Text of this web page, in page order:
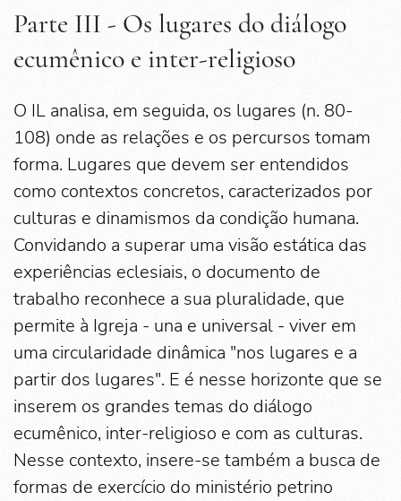
Parte III - Os lugares do diálogo
ecumênico e inter-religioso
O IL analisa, em seguida, os lugares (n. 80-
108) onde as relações e os percursos tomam
forma. Lugares que devem ser entendidos
como contextos concretos, caracterizados por
culturas e dinamismos da condição humana.
Convidando a superar uma visão estática das
experiências eclesiais, o documento de
trabalho reconhece a sua pluralidade, que
permite à Igreja - una e universal - viver em
uma circularidade dinâmica "nos lugares e a
partir dos lugares". E é nesse horizonte que se
inserem os grandes temas do diálogo
ecumênico, inter-religioso e com as culturas.
Nesse contexto, insere-se também a busca de
formas de exercício do ministério petrino